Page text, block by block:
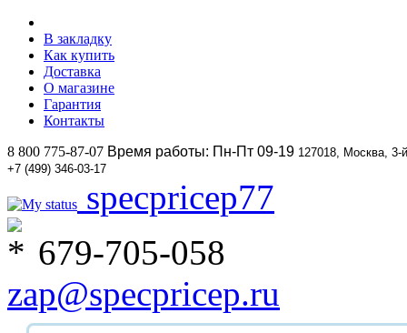
В закладку
Как купить
Доставка
О магазине
Гарантия
Контакты
8 800 775-87-07 Время работы: Пн-Пт 09-19 127018, Москва,
+7 (499) 346-03-17
specpricep77
679-705-058
zap@specpricep.ru